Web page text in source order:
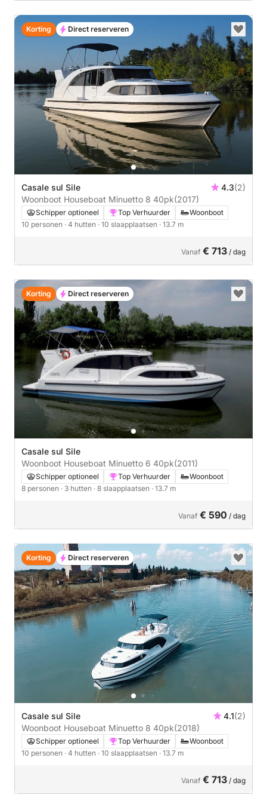
Casale sul Sile 4.3(2)
Woonboot Houseboat Minuetto 8 40pk(2017)
Schipper optioneel Top Verhuurder
Woonboot
10 personen · 4 hutten · 10 slaapplaatsen · 13.7 m
Vanaf € 713 / dag
Korting Direct reserveren
Casale sul Sile
Woonboot Houseboat Minuetto 6 40pk(2011)
Schipper optioneel Top Verhuurder
Woonboot
8 personen · 3 hutten · 8 slaapplaatsen · 13.7 m
Vanaf € 590 / dag
Korting Direct reserveren
Casale sul Sile 4.1(2)
Woonboot Houseboat Minuetto 8 40pk(2018)
Schipper optioneel Top Verhuurder
Woonboot
10 personen · 4 hutten · 10 slaapplaatsen · 13.7 m
Vanaf € 713 / dag
Korting Direct reserveren